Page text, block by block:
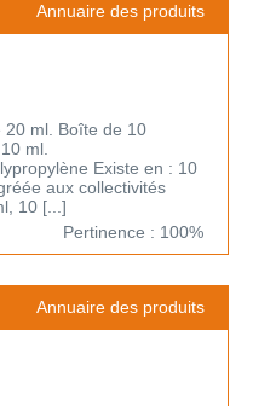
Annuaire des produits
20 ml. Boîte de 10
ml.
Existe en : 10
aux collectivités
10 [...]
Pertinence : 100%
Annuaire des produits